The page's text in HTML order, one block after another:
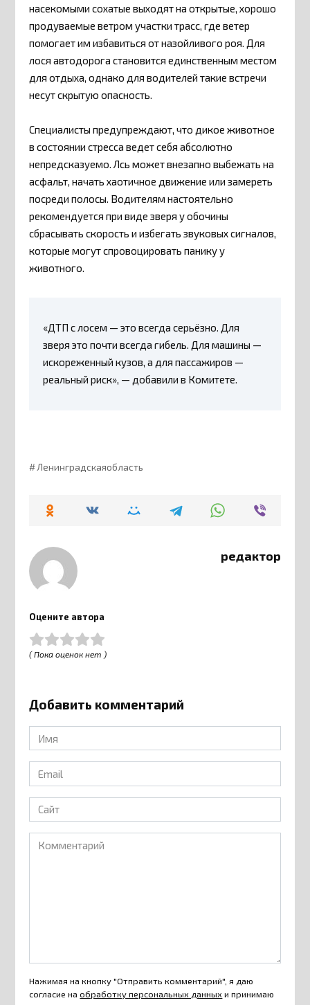
насекомыми сохатые выходят на открытые, хорошо
продуваемые ветром участки трасс, где ветер
помогает им избавиться от назойливого роя. Для
лося автодорога становится единственным местом
для отдыха, однако для водителей такие встречи
несут скрытую опасность.
Специалисты предупреждают, что дикое животное
в состоянии стресса ведет себя абсолютно
непредсказуемо. Лсь может внезапно выбежать на
асфальт, начать хаотичное движение или замереть
посреди полосы. Водителям настоятельно
рекомендуется при виде зверя у обочины
сбрасывать скорость и избегать звуковых сигналов,
которые могут спровоцировать панику у
животного.
«ДТП с лосем — это всегда серьёзно. Для
зверя это почти всегда гибель. Для машины —
искореженный кузов, а для пассажиров —
реальный риск», — добавили в Комитете.
Ленинградскаяобласть
редактор
Оцените автора
( Пока оценок нет )
Добавить комментарий
Имя
*
Email
*
Сайт
Комментарий
Нажимая на кнопку "Отправить комментарий", я даю
согласие наобработку персональных данныхи принимаю